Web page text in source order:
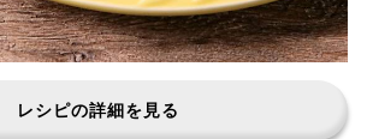
レシピの詳細を見る